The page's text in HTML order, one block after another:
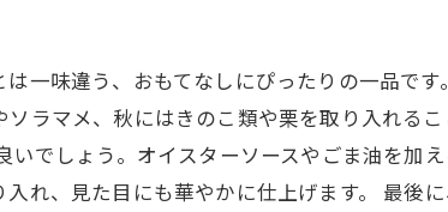
一味違う、おもてなしにぴったりの一品で
ラマメ、秋にはきのこ類や栗を取り入れる
でしょう。オイスターソースやごま油を加
れ、見た目にも華やかに仕上げます。 最後